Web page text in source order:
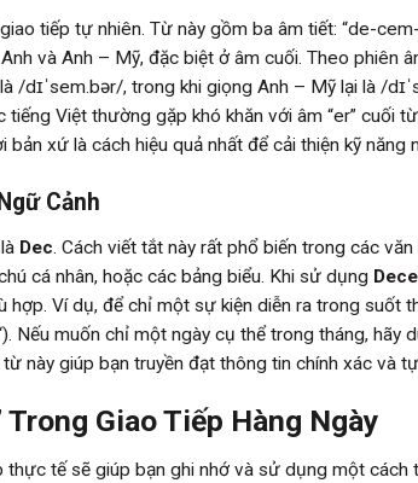
tiếp tự nhiên. Từ này gồm ba âm tiết: “de-
và Anh – Mỹ, đặc biệt ở âm cuối. Theo phiên
/dɪˈsem.bər/, trong khi giọng Anh – Mỹ lại là /
Việt thường gặp khó khăn với âm “er” cuối
xứ là cách hiệu quả nhất để cải thiện kỹ năng
Cảnh
Dec. Cách viết tắt này rất phổ biến trong các
cá nhân, hoặc các bảng biểu. Khi sử dụng
Ví dụ, để chỉ một sự kiện diễn ra trong suốt
Nếu muốn chỉ một ngày cụ thể trong tháng, hãy
này giúp bạn truyền đạt thông tin chính xác và
Giao Tiếp Hàng Ngày
thực tế sẽ giúp bạn ghi nhớ và sử dụng một cách